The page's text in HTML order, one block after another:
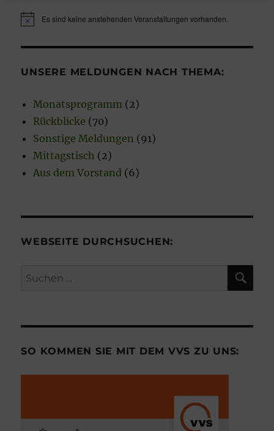
H
w
i
Es sind keine anstehenden Veranstaltungen vorhanden.
UNSERE MELDUNGEN NACH THEMA:
Monatsprogramm (2)
Rückblicke (70)
Sonstige Meldungen (91)
Mittagstisch (2)
Aus dem Vorstand (6)
WEBSEITE DURCHSUCHEN:
Suchen
SO KOMMEN SIE MIT DEM VVS ZU UNS: